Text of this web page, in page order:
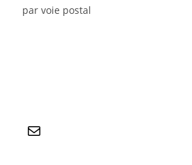
par voie postal